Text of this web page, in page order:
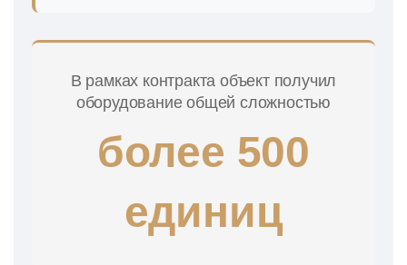
В рамках контракта объект получил
оборудование общей сложностью
более 500
единиц